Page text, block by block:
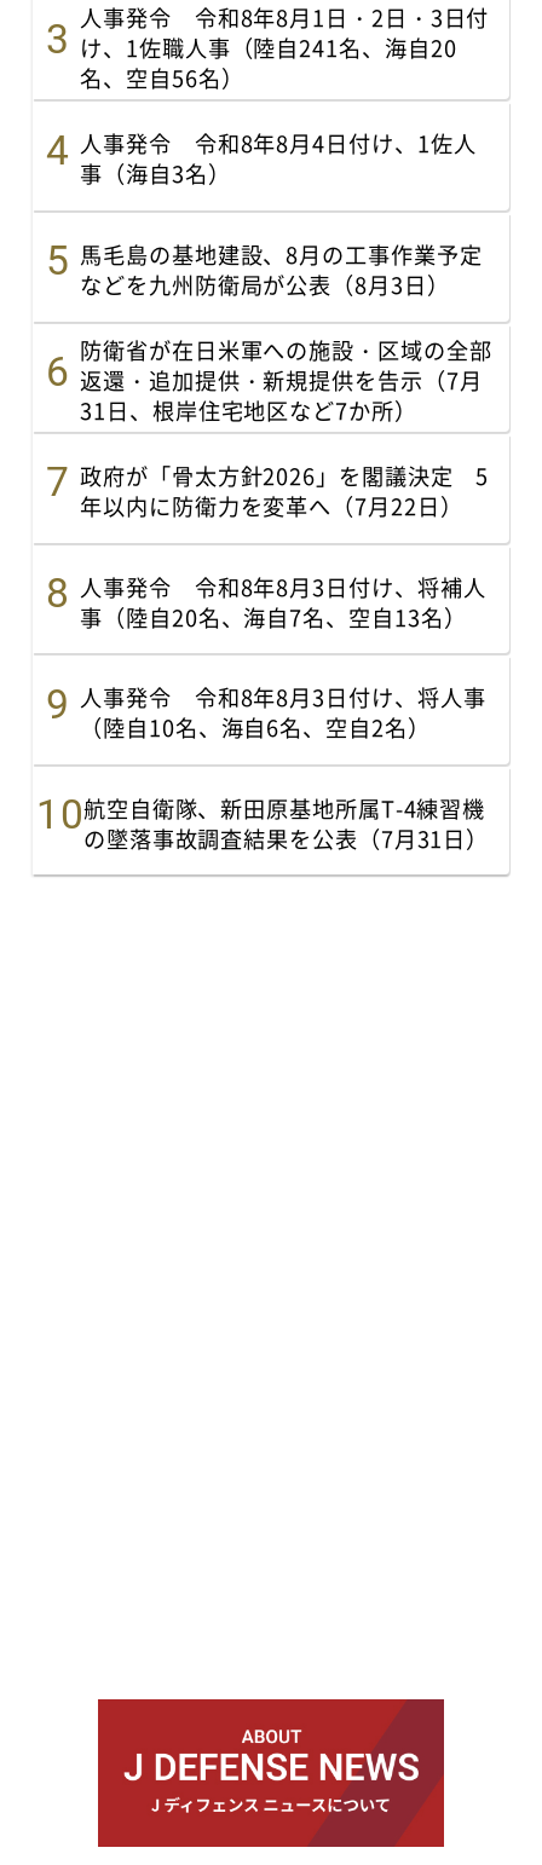
人事発令 令和8年8月1日・2日・3日付
け、1佐職人事（陸自241名、海自20
名、空自56名）
人事発令 令和8年8月4日付け、1佐人
事（海自3名）
馬毛島の基地建設、8月の工事作業予定
などを九州防衛局が公表（8月3日）
防衛省が在日米軍への施設・区域の全部
返還・追加提供・新規提供を告示（7月
31日、根岸住宅地区など7か所）
政府が「骨太方針2026」を閣議決定 5
年以内に防衛力を変革へ（7月22日）
人事発令 令和8年8月3日付け、将補人
事（陸自20名、海自7名、空自13名）
人事発令 令和8年8月3日付け、将人事
（陸自10名、海自6名、空自2名）
航空自衛隊、新田原基地所属T-4練習機
の墜落事故調査結果を公表（7月31日）